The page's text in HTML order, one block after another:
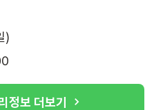
)
정보 더보기